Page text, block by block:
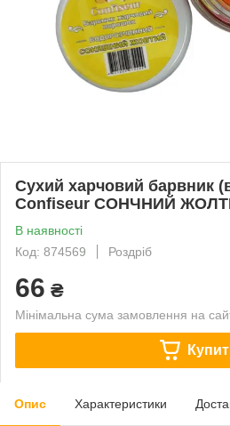
Сухий харчовий барвник
Confiseur СОНЧНИЙ
В наявності
Код: 874569
Роздріб
66 ₴
Мінімальна сума замовлення на
Опис Характеристики